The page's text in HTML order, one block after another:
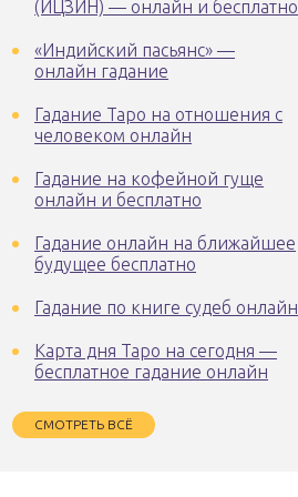
(ИЦЗИН) — онлайн и бесплатно
«Индийский пасьянс» —
онлайн гадание
Гадание Таро на отношения с
человеком онлайн
Гадание на кофейной гуще
онлайн и бесплатно
Гадание онлайн на ближайшее
будущее бесплатно
Гадание по книге судеб онлайн
Карта дня Таро на сегодня —
бесплатное гадание онлайн
СМОТРЕТЬ ВСЁ